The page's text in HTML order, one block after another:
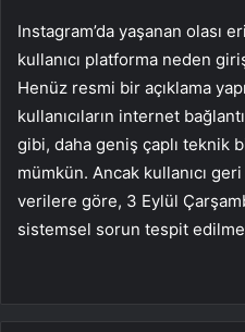
Instagram’da yaşanan olası
kullanıcı platforma neden
Henüz resmi bir açıklama
kullanıcıların internet
gibi, daha geniş çaplı teknik
mümkün. Ancak kullanıcı
verilere göre, 3 Eylül
sistemsel sorun tespit